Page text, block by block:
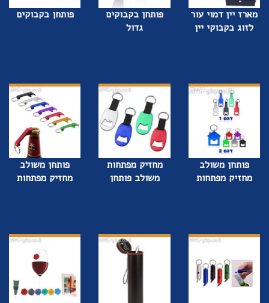
מארז יין דמוי עור
לזוג בקבוקי יין
פותחן בקבוקים
גדול
פותחן בקבוקים
פותחן משולב
מחזיק מפתחות
מחזיק מפתחות
משולב פותחן
פותחן משולב
מחזיק מפתחות